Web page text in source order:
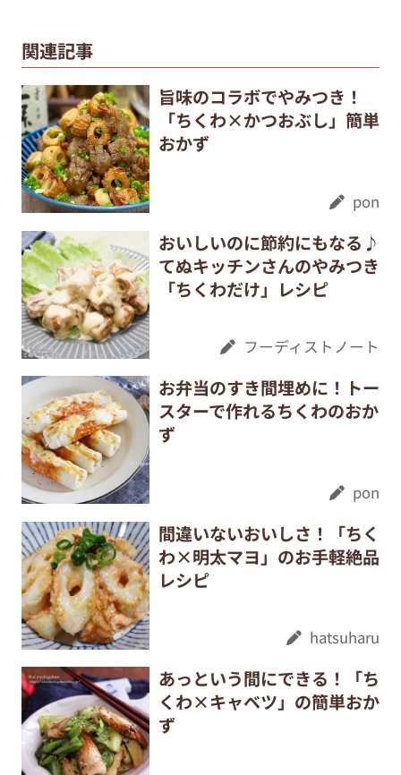
関連記事
旨味のコラボでやみつき！
「ちくわ×かつおぶし」簡単
おかず
pon
おいしいのに節約にもなる♪
てぬキッチンさんのやみつき
「ちくわだけ」レシピ
フーディストノート
お弁当のすき間埋めに！トー
スターで作れるちくわのおか
ず
pon
間違いないおいしさ！「ちく
わ×明太マヨ」のお手軽絶品
レシピ
hatsuharu
あっという間にできる！「ち
くわ×キャベツ」の簡単おか
ず